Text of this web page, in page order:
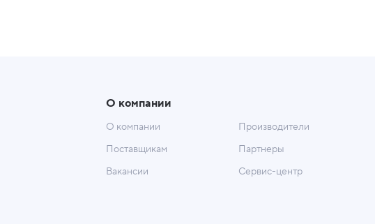
О компании
О компании
Поставщикам
Вакансии
Производители
Партнеры
Сервис-центр